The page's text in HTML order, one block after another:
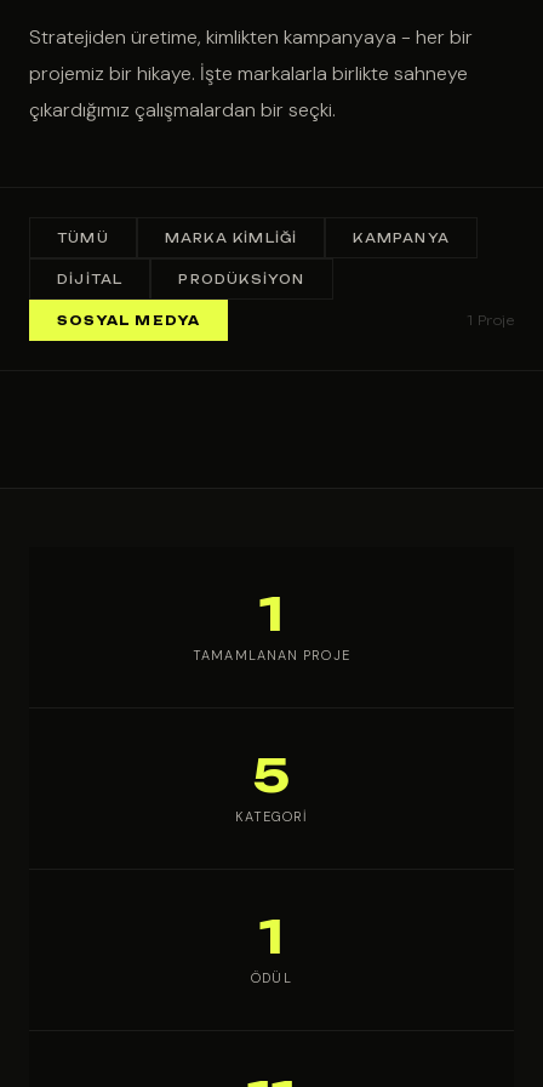
Stratejiden üretime, kimlikten kampanyaya - her bir
projemiz bir hikaye. İşte markalarla birlikte sahneye
çıkardığımız çalışmalardan bir seçki.
TÜMÜ MARKA KIMLIĞI KAMPANYA
DIJITAL PRODÜKSIYON
SOSYAL MEDYA 1 Proje
1
TAMAMLANAN PROJE
5
KATEGORI
1
ÖDÜL